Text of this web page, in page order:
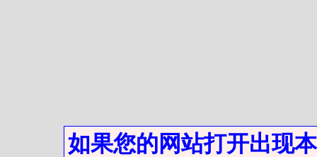
如果您的网站打开出现